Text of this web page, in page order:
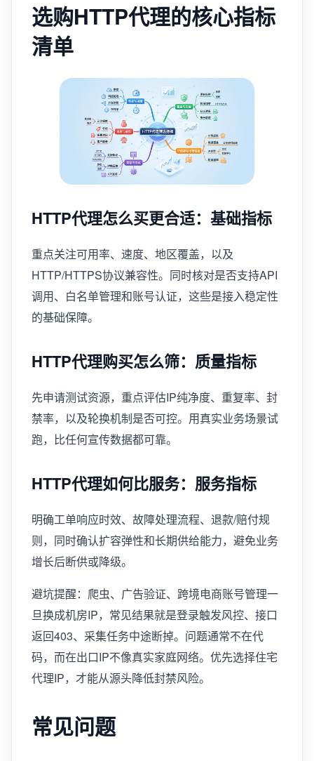
选购HTTP代理的核心指标
清单
HTTP代理怎么买更合适：基础指标
重点关注可用率、速度、地区覆盖，以及
HTTP/HTTPS协议兼容性。同时核对是否支持API
调用、白名单管理和账号认证，这些是接入稳定性
的基础保障。
HTTP代理购买怎么筛：质量指标
先申请测试资源，重点评估IP纯净度、重复率、封
禁率，以及轮换机制是否可控。用真实业务场景试
跑，比任何宣传数据都可靠。
HTTP代理如何比服务：服务指标
明确工单响应时效、故障处理流程、退款/赔付规
则，同时确认扩容弹性和长期供给能力，避免业务
增长后断供或降级。
避坑提醒：爬虫、广告验证、跨境电商账号管理一
旦换成机房IP，常见结果就是登录触发风控、接口
返回403、采集任务中途断掉。问题通常不在代
码，而在出口IP不像真实家庭网络。优先选择住宅
代理IP，才能从源头降低封禁风险。
常见问题